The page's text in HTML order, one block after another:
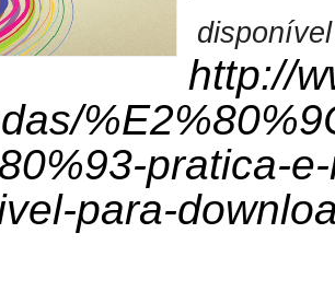
http://
pratica-
para-